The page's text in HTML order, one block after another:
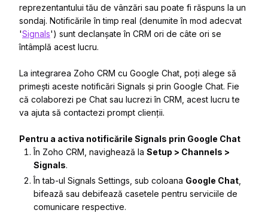
reprezentantului tău de vânzări sau poate fi răspuns la un
sondaj. Notificările în timp real (denumite în mod adecvat
'Signals') sunt declanșate în CRM ori de câte ori se
întâmplă acest lucru.
La integrarea Zoho CRM cu Google Chat, poți alege să
primești aceste notificări Signals și prin Google Chat. Fie
că colaborezi pe Chat sau lucrezi în CRM, acest lucru te
va ajuta să contactezi prompt clienții.
Pentru a activa notificările Signals prin Google Chat
În Zoho CRM, navighează la Setup > Channels >
Signals.
În tab-ul Signals Settings , sub coloana Google Chat
bifează sau debifează casetele pentru serviciile de
comunicare respective.